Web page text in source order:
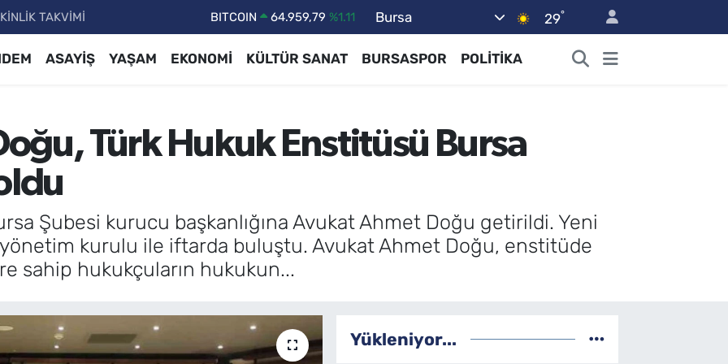
TAKVİMİ
DOLAR
47,7436
EURO
55,2510 %0.32
BİST100
13.779 %-14
Bursa 29°
ASAYİŞ YAŞAM EKONOMİ KÜLTÜR SANAT BURSASPOR POLİTİKA
Türk Hukuk Enstitüsü Bursa
Şubesi kurucu başkanlığına Avukat Ahmet Doğu getirildi. Yeni
kurulu ile iftarda buluştu. Avukat Ahmet Doğu, enstitüde
sahip hukukçuların hukukun...
Yükleniyor...